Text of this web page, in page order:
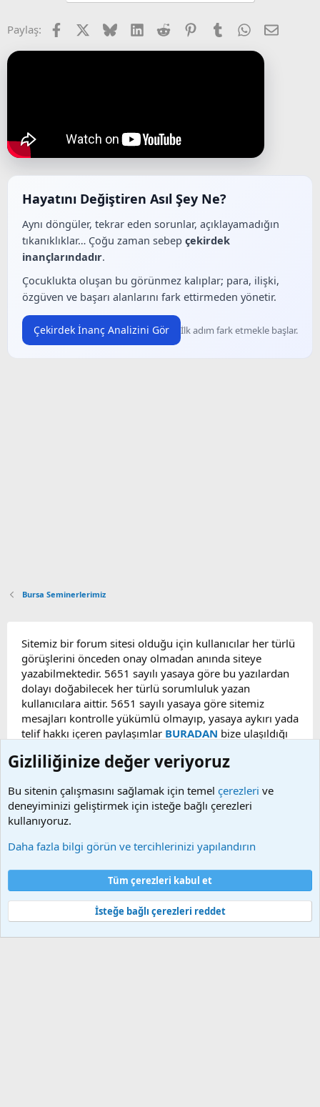
Paylaş: FacebookX (Twitter)
BlueskyLinkedInReddit PinterestTumblr WhatsApp
E-posta
Hayatını Değiştiren Asıl Şey Ne?
Aynı döngüler, tekrar eden sorunlar, açıklayamadığın
tıkanıklıklar… Çoğu zaman sebep çekirdek
inançlarındadır.
Çocuklukta oluşan bu görünmez kalıplar; para, ilişki,
özgüven ve başarı alanlarını fark ettirmeden yönetir.
Çekirdek İnanç Analizini Gör İlk adım fark etmekle başlar.
Bursa Seminerlerimiz
Sitemiz bir forum sitesi olduğu için kullanıcılar her türlü
görüşlerini önceden onay olmadan anında siteye
yazabilmektedir. 5651 sayılı yasaya göre bu yazılardan
dolayı doğabilecek her türlü sorumluluk yazan
kullanıcılara aittir. 5651 sayılı yasaya göre sitemiz
mesajları kontrolle yükümlü olmayıp, yasaya aykırı yada
telif hakkı içeren paylaşımlar BURADAN bize ulaşıldığı
kaldırılacaktır. Sitemizde Bulunan Videolar YouTube,
alınmaktadır. Telif hakları sorumluluğu bu sitelere aittir.
Videoların hiç biri sunucularımızda bulunmamaktadır.
Şartlar ve kurallar Gizlilik politikası
Ana sayfa
Community platform by XenForo® © 2010-2025 XenForo Ltd.
Bu forum XenGenTr © 2014 - 2026 ürünleri ile desteklenmektedir
Gizliliğinize değer veriyoruz
Bu sitenin çalışmasını sağlamak için temel çerezleri ve
deneyiminizi geliştirmek için isteğe bağlı çerezleri
kullanıyoruz.
Daha fazla bilgi görün ve tercihlerinizi yapılandırın
Tüm çerezleri kabul et
İsteğe bağlı çerezleri reddet